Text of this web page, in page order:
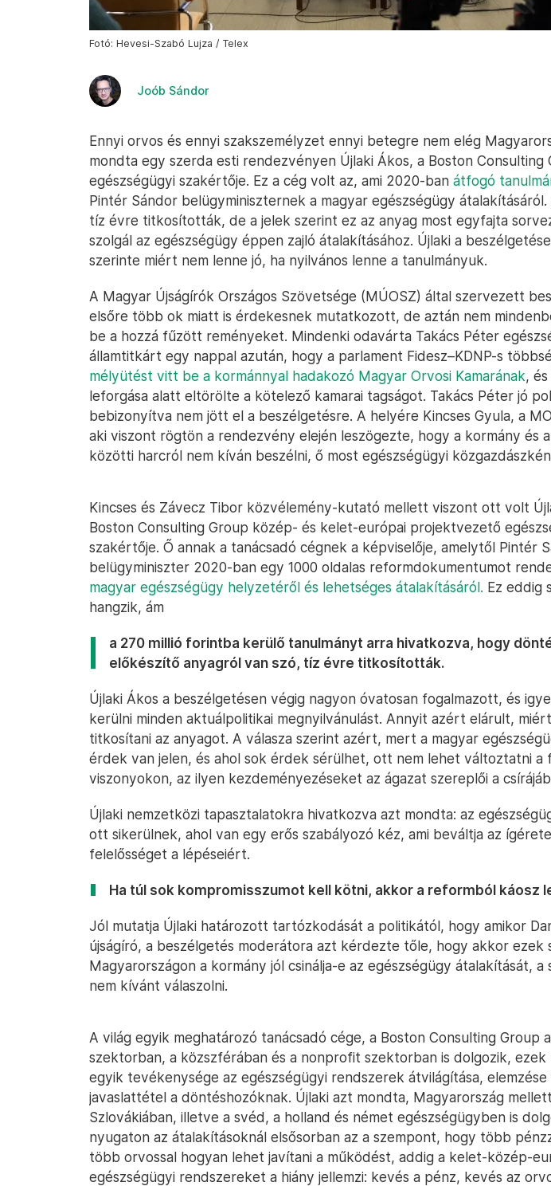
Fotó: Hevesi-Szabó Lujza / Telex
Joób Sándor
Ennyi orvos és ennyi szakszemélyzet ennyi betegre nem elég
mondta egy szerda esti rendezvényen Újlaki Ákos, a Boston Consulting
egészségügyi szakértője. Ez a cég volt az, ami 2020-ban átfogó
Pintér Sándor belügyminiszternek a magyar egészségügy
tíz évre titkosították, de a jelek szerint ez az anyag most egyfajta
szolgál az egészségügy éppen zajló átalakításához. Újlaki a
szerinte miért nem lenne jó, ha nyilvános lenne a tanulmányuk.
A Magyar Újságírók Országos Szövetsége (MÚOSZ) által szervezett
elsőre több ok miatt is érdekesnek mutatkozott, de aztán nem
be a hozzá fűzött reményeket. Mindenki odavárta Takács Péter
államtitkárt egy nappal azután, hogy a parlament Fidesz–KDNP-s
mélyütést vitt be a kormánnyal hadakozó Magyar Orvosi Kamarának,
leforgása alatt eltörölte a kötelező kamarai tagságot. Takács Péter jó
bebizonyítva nem jött el a beszélgetésre. A helyére Kincses Gyula, a
aki viszont rögtön a rendezvény elején leszögezte, hogy a kormány és
közötti harcról nem kíván beszélni, ő most egészségügyi
Kincses és Závecz Tibor közvélemény-kutató mellett viszont ott volt
Boston Consulting Group közép- és kelet-európai projektvezető
szakértője. Ő annak a tanácsadó cégnek a képviselője, amelytől Pintér
belügyminiszter 2020-ban egy 1000 oldalas reformdokumentumot
magyar egészségügy helyzetéről és lehetséges átalakításáról. Ez eddig
hangzik, ám
a 270 millió forintba kerülő tanulmányt arra hivatkozva, hogy
előkészítő anyagról van szó, tíz évre titkosították.
Újlaki Ákos a beszélgetésen végig nagyon óvatosan fogalmazott, és
kerülni minden aktuálpolitikai megnyilvánulást. Annyit azért elárult,
titkosítani az anyagot. A válasza szerint azért, mert a magyar
érdek van jelen, és ahol sok érdek sérülhet, ott nem lehet változtatni a
viszonyokon, az ilyen kezdeményezéseket az ágazat szereplői a
Újlaki nemzetközi tapasztalatokra hivatkozva azt mondta: az
ott sikerülnek, ahol van egy erős szabályozó kéz, ami beváltja az
felelősséget a lépéseiért.
Ha túl sok kompromisszumot kell kötni, akkor a reformból káosz
Jól mutatja Újlaki határozott tartózkodását a politikától, hogy amikor
újságíró, a beszélgetés moderátora azt kérdezte tőle, hogy akkor ezek
Magyarországon a kormány jól csinálja-e az egészségügy átalakítását,
nem kívánt válaszolni.
A világ egyik meghatározó tanácsadó cége, a Boston Consulting Group
szektorban, a közszférában és a nonprofit szektorban is dolgozik, ezek
egyik tevékenysége az egészségügyi rendszerek átvilágítása, elemzése
javaslattétel a döntéshozóknak. Újlaki azt mondta, Magyarország mellett
Szlovákiában, illetve a svéd, a holland és német egészségügyben is
nyugaton az átalakításoknál elsősorban az a szempont, hogy több
több orvossal hogyan lehet javítani a működést, addig a kelet-közép-
egészségügyi rendszereket a hiány jellemzi: kevés a pénz, kevés az